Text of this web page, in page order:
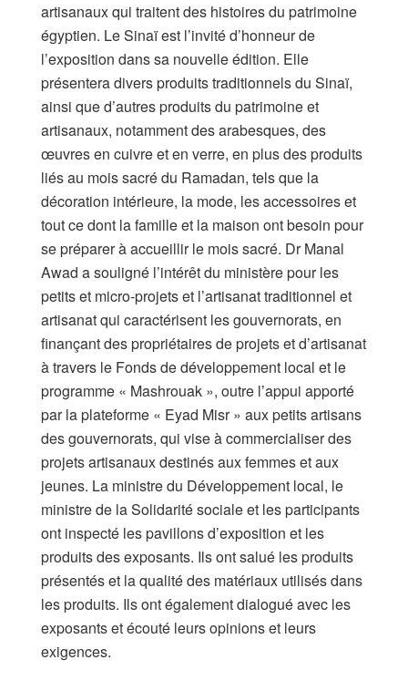
artisanaux qui traitent des histoires du patrimoine
égyptien. Le Sinaï est l’invité d’honneur de
l’exposition dans sa nouvelle édition. Elle
présentera divers produits traditionnels du Sinaï,
ainsi que d’autres produits du patrimoine et
artisanaux, notamment des arabesques, des
œuvres en cuivre et en verre, en plus des produits
liés au mois sacré du Ramadan, tels que la
décoration intérieure, la mode, les accessoires et
tout ce dont la famille et la maison ont besoin pour
se préparer à accueillir le mois sacré. Dr Manal
Awad a souligné l’intérêt du ministère pour les
petits et micro-projets et l’artisanat traditionnel et
artisanat qui caractérisent les gouvernorats, en
finançant des propriétaires de projets et d’artisanat
à travers le Fonds de développement local et le
programme « Mashrouak », outre l’appui apporté
par la plateforme « Eyad Misr » aux petits artisans
des gouvernorats, qui vise à commercialiser des
projets artisanaux destinés aux femmes et aux
jeunes. La ministre du Développement local, le
ministre de la Solidarité sociale et les participants
ont inspecté les pavillons d’exposition et les
produits des exposants. Ils ont salué les produits
présentés et la qualité des matériaux utilisés dans
les produits. Ils ont également dialogué avec les
exposants et écouté leurs opinions et leurs
exigences.